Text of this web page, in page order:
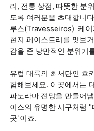
리, 전통 상점, 따뜻한 분
도록 여러분을 초대합니
루스(Travesseiros), 케
현지 페이스트리를 맛보
감을 준 낭만적인 분위기
유럽 대륙의 최서단인 호
험해보세요. 이곳에서는
파노라마 전망을 만들어
이스의 유명한 시구처럼
곳"이죠.